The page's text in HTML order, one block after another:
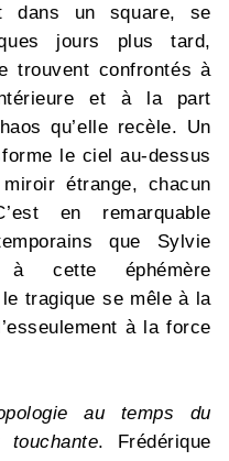
dans un square, se
jours plus tard,
trouvent confrontés à
et à la part
qu’elle recèle. Un
le ciel au-dessus
étrange, chacun
en remarquable
que Sylvie
cette éphémère
tragique se mêle à la
à la force
au temps du
touchante. Frédérique